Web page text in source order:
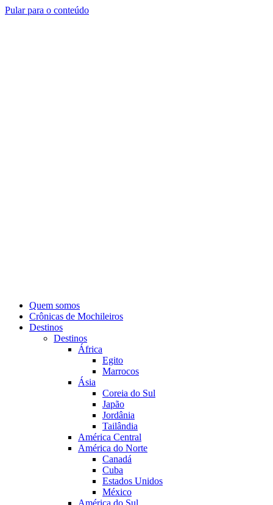
Pular para o conteúdo
Quem somos
Crônicas de Mochileiros
Destinos
Destinos
África
Egito
Marrocos
Ásia
Coreia do Sul
Japão
Jordânia
Tailândia
América Central
América do Norte
Canadá
Cuba
Estados Unidos
México
América do Sul